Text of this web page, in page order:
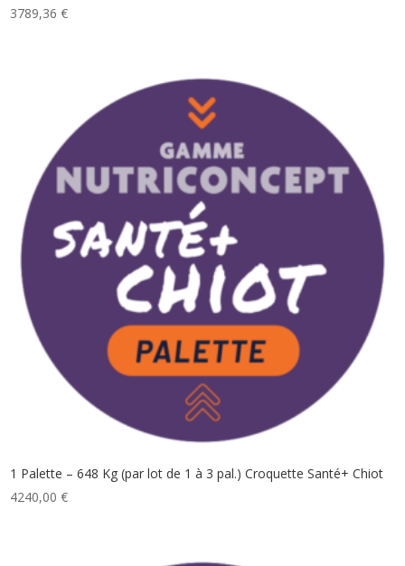
3789,36€
1 Palette – 648 Kg (par lot de 1 à 3 pal.) Croquette Santé+ Chiot
4240,00€